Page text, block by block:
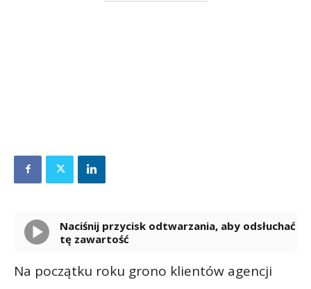
Naciśnij przycisk odtwarzania, aby odsłuchać
tę zawartość
Na początku roku grono klientów agencji